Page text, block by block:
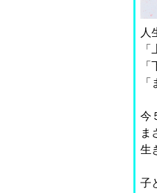
人
「
「
「
今
ま
生
子